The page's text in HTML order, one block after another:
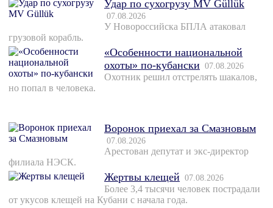
Удар по сухогрузу MV Güllük
07.08.2026
У Новороссийска БПЛА атаковал
грузовой корабль.
«Особенности национальной
охоты» по-кубански 07.08.2026
Охотник решил отстрелять шакалов,
но попал в человека.
Воронок приехал за Смазновым
07.08.2026
Арестован депутат и экс-директор
филиала НЭСК.
Жертвы клещей 07.08.2026
Более 3,4 тысячи человек пострадали
от укусов клещей на Кубани с начала года.